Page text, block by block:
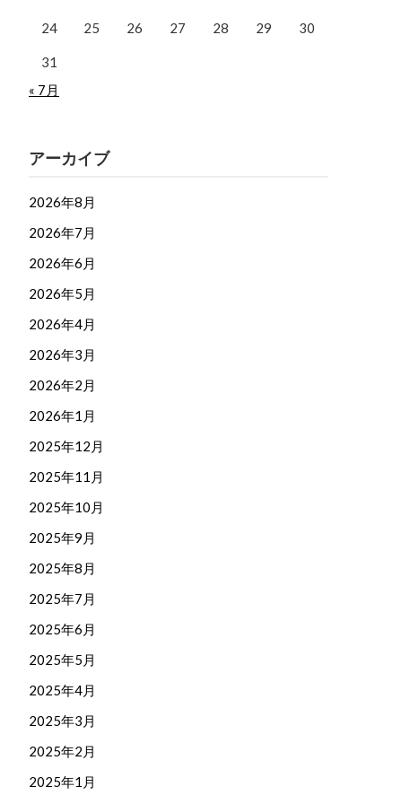
24 25 26 27 28 29 30
31
« 7月
アーカイブ
2026年8月
2026年7月
2026年6月
2026年5月
2026年4月
2026年3月
2026年2月
2026年1月
2025年12月
2025年11月
2025年10月
2025年9月
2025年8月
2025年7月
2025年6月
2025年5月
2025年4月
2025年3月
2025年2月
2025年1月